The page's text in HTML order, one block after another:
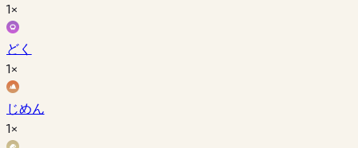
1×
どく
1×
じめん
1×